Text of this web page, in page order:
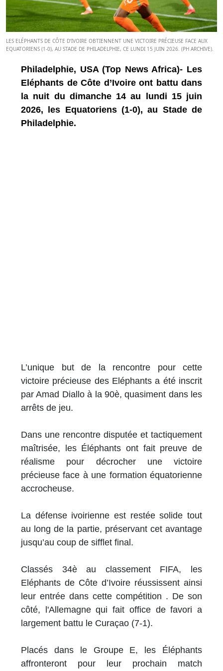
LES ELÉPHANTS DE CÔTE D’IVOIRE OBTIENNENT UNE VICTOIRE PRÉCIEUSE FACE AUX
EQUATORIENS (1-0), AU STADE DE PHILADELPHIE, CE LUNDI 15 JUIN 2026. (PH ARCHIVE).
Philadelphie, USA (Top News Africa)- Les
Eléphants de Côte d’Ivoire ont battu dans
la nuit du dimanche 14 au lundi 15 juin
2026, les Equatoriens (1-0), au Stade de
Philadelphie.
L’unique but de la rencontre pour cette
victoire précieuse des Eléphants a été inscrit
par Amad Diallo à la 90è, quasiment dans les
arrêts de jeu.
Dans une rencontre disputée et tactiquement
maîtrisée, les Éléphants ont fait preuve de
réalisme pour décrocher une victoire
précieuse face à une formation équatorienne
accrocheuse.
La défense ivoirienne est restée solide tout
au long de la partie, préservant cet avantage
jusqu’au coup de sifflet final.
Classés 34è au classement FIFA, les
Eléphants de Côte d’Ivoire réussissent ainsi
leur entrée dans cette compétition . De son
côté, l'Allemagne qui fait office de favori a
largement battu le Curaçao (7-1).
Placés dans le Groupe E, les Éléphants
affronteront pour leur prochain match